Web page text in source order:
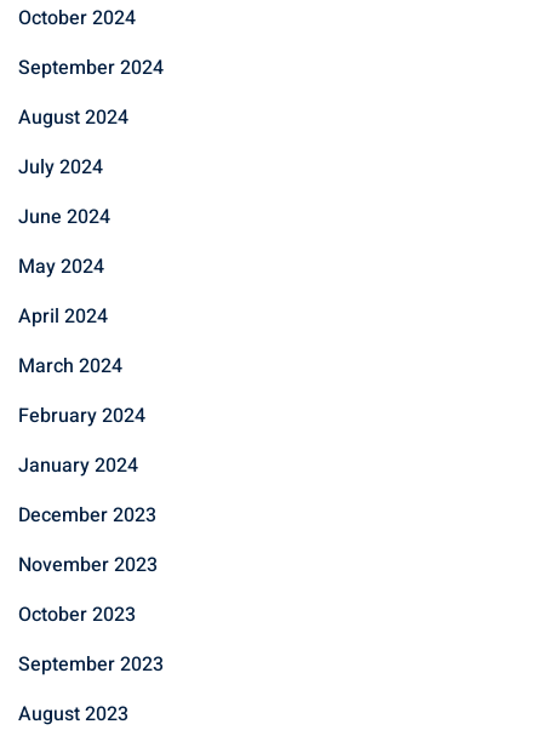
October 2024
September 2024
August 2024
July 2024
June 2024
May 2024
April 2024
March 2024
February 2024
January 2024
December 2023
November 2023
October 2023
September 2023
August 2023